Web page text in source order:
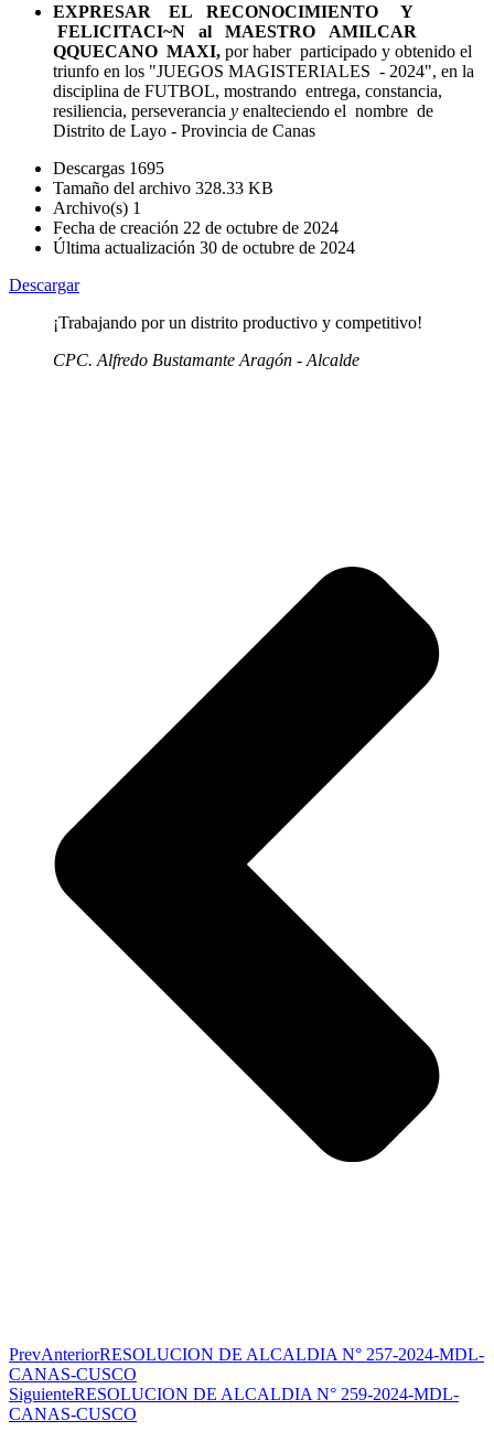
EXPRESAR EL RECONOCIMIENTO Y
FELICITACI~N al MAESTRO AMILCAR
QQUECANO MAXI, por haber participado y obtenido el
triunfo en los "JUEGOS MAGISTERIALES - 2024", en la
disciplina de FUTBOL, mostrando entrega, constancia,
resiliencia, perseverancia y enalteciendo el nombre de
Distrito de Layo - Provincia de Canas
Descargas 1695
Tamaño del archivo 328.33 KB
Archivo(s) 1
Fecha de creación 22 de octubre de 2024
Última actualización 30 de octubre de 2024
Descargar
¡Trabajando por un distrito productivo y competitivo!
CPC. Alfredo Bustamante Aragón - Alcalde
PrevAnteriorRESOLUCION DE ALCALDIA N° 257-2024-MDL-
CANAS-CUSCO
SiguienteRESOLUCION DE ALCALDIA N° 259-2024-MDL-
CANAS-CUSCO